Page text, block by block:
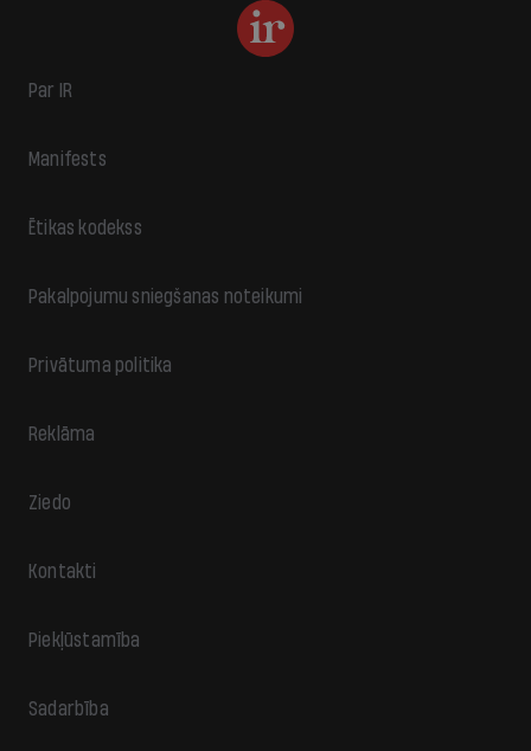
Par IR
Manifests
Ētikas kodekss
Pakalpojumu sniegšanas noteikumi
Privātuma politika
Reklāma
Ziedo
Kontakti
Piekļūstamība
Sadarbība